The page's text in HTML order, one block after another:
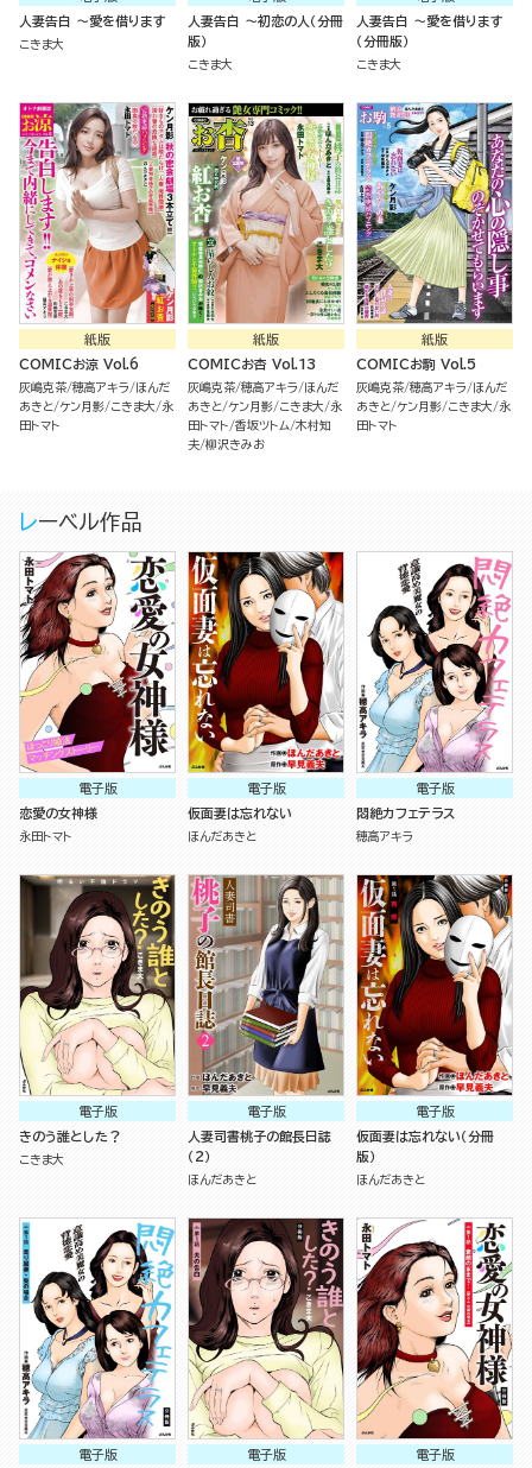
人妻告白 ～愛を借ります
こきま大
人妻告白 ～初恋の人（分冊
版）
こきま大
人妻告白 ～愛を借ります
（分冊版）
こきま大
紙版
COMICお涼 Vol.6
灰嶋克茶 穂高アキラ
ほんだ
あきと ケン月影 こきま大
永
田トマト
紙版
COMICお杏 Vol.13
灰嶋克茶 穂高アキラ
ほんだ
あきと ケン月影 こきま大
永
田トマト 香坂ツトム 木村知
夫 柳沢きみお
紙版
COMICお駒 Vol.5
灰嶋克茶 穂高アキラ
ほんだ
あきと ケン月影 こきま大
永
田トマト
レーベル作品
電子版
恋愛の女神様
永田トマト
電子版
仮面妻は忘れない
ほんだあきと
電子版
悶絶カフェテラス
穂高アキラ
電子版
きのう誰とした？
こきま大
電子版
人妻司書桃子の館長日誌
（2）
ほんだあきと
電子版
仮面妻は忘れない（分冊
版）
ほんだあきと
電子版
電子版
電子版